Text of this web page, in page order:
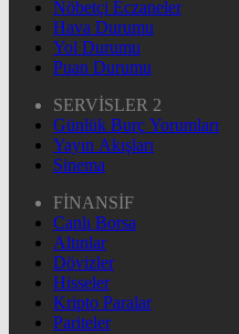
Nöbetçi Eczaneler
Hava Durumu
Yol Durumu
Puan Durumu
SERVİSLER 2
Günlük Burç Yorumları
Yayın Akışları
Sinema
FİNANSİF
Canlı Borsa
Altınlar
Dövizler
Hisseler
Kripto Paralar
Pariteler